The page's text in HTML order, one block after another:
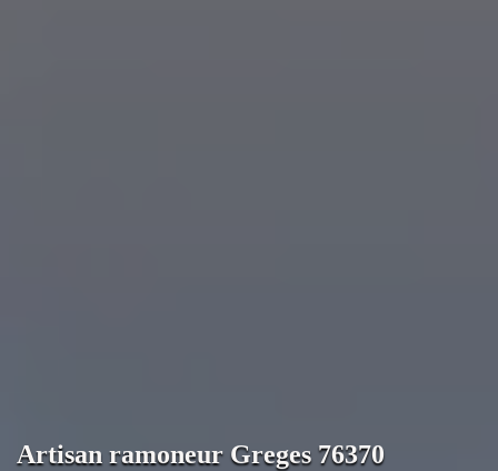
Artisan ramoneur Greges 76370